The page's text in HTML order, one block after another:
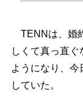
TENNは、婚
しくて真っ直
ようになり、
していた。